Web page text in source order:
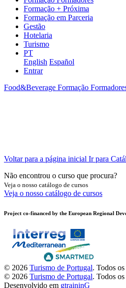
Formação + Próxima
Formação em Parceria
Gestão
Hotelaria
Turismo
PT
English Español
Entrar
Food&Beverage Formação
Voltar para a página inicial Ir para
Não encontrou o curso que procura?
Veja o nosso catálogo de cursos
Veja o nosso catálogo de cursos
Project co-financed by the European Regional
© 2026 Turismo de Portugal. Todos
© 2026 Turismo de Portugal. Todos
Desenvolvido em gtraininG